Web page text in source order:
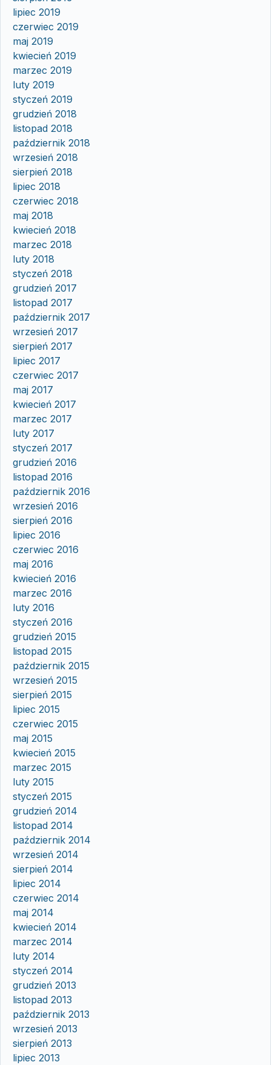
lipiec 2019
czerwiec 2019
maj 2019
kwiecień 2019
marzec 2019
luty 2019
styczeń 2019
grudzień 2018
listopad 2018
październik 2018
wrzesień 2018
sierpień 2018
lipiec 2018
czerwiec 2018
maj 2018
kwiecień 2018
marzec 2018
luty 2018
styczeń 2018
grudzień 2017
listopad 2017
październik 2017
wrzesień 2017
sierpień 2017
lipiec 2017
czerwiec 2017
maj 2017
kwiecień 2017
marzec 2017
luty 2017
styczeń 2017
grudzień 2016
listopad 2016
październik 2016
wrzesień 2016
sierpień 2016
lipiec 2016
czerwiec 2016
maj 2016
kwiecień 2016
marzec 2016
luty 2016
styczeń 2016
grudzień 2015
listopad 2015
październik 2015
wrzesień 2015
sierpień 2015
lipiec 2015
czerwiec 2015
maj 2015
kwiecień 2015
marzec 2015
luty 2015
styczeń 2015
grudzień 2014
listopad 2014
październik 2014
wrzesień 2014
sierpień 2014
lipiec 2014
czerwiec 2014
maj 2014
kwiecień 2014
marzec 2014
luty 2014
styczeń 2014
grudzień 2013
listopad 2013
październik 2013
wrzesień 2013
sierpień 2013
lipiec 2013